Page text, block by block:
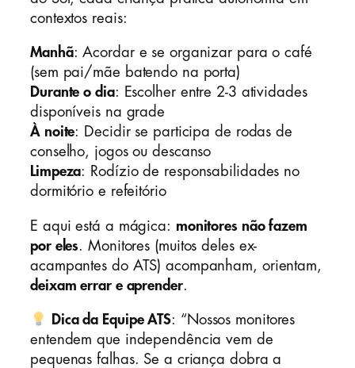
contextos reais:
Manhã: Acordar e se organizar para o café
(sem pai/mãe batendo na porta)
Durante o dia: Escolher entre 2-3 atividades
disponíveis na grade
À noite: Decidir se participa de rodas de
conselho, jogos ou descanso
Limpeza: Rodízio de responsabilidades no
dormitório e refeitório
E aqui está a mágica: monitores não fazem
por eles. Monitores (muitos deles ex-
acampantes do ATS) acompanham, orientam,
deixam errar e aprender.
Dica da Equipe ATS: “Nossos monitores
entendem que independência vem de
pequenas falhas. Se a criança dobra a